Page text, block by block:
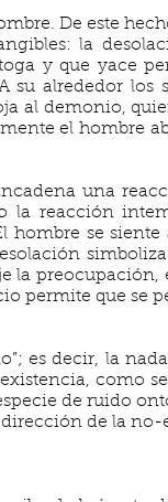
De este
la
y que yace
su alrededor los
al demonio,
el hombre
una
la reacción
hombre se
la preocupación,
permite que se
es decir, la
como
de ruido
de la no-